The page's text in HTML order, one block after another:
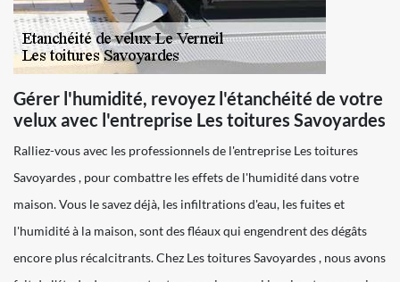
Gérer l'humidité, revoyez l'étanchéité de votre
velux avec l'entreprise Les toitures Savoyardes
Ralliez-vous avec les professionnels de l'entreprise Les toitures
Savoyardes , pour combattre les effets de l'humidité dans votre
maison. Vous le savez déjà, les infiltrations d'eau, les fuites et
l'humidité à la maison, sont des fléaux qui engendrent des dégâts
encore plus récalcitrants. Chez Les toitures Savoyardes , nous avons